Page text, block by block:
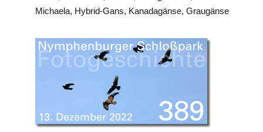
Michaela, Hybrid-Gans, Kanadagänse, Graugänse